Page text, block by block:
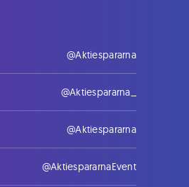
@Aktiespararna
@Aktiespararna_
@Aktiespararna
@AktiespararnaEvent